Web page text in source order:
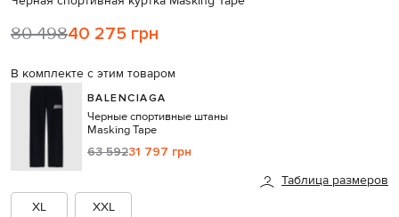
80 49840 275 грн
В комплекте с этим товаром
BALENCIAGA
Черные спортивные штаны
Masking Tape
63 59231 797 грн
Таблица размеров
XL
XXL